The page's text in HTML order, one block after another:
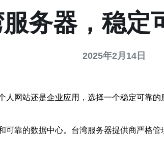
务器，稳定
2025年2月14日
网站还是企业应用，选择一个稳定可靠
靠的数据中心。台湾服务器提供商严格